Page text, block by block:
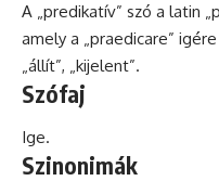
A „predikatív” szó a latin
amely a „praedicare”
„állít”, „kijelent”.
Szófaj
Ige.
Szinonimák